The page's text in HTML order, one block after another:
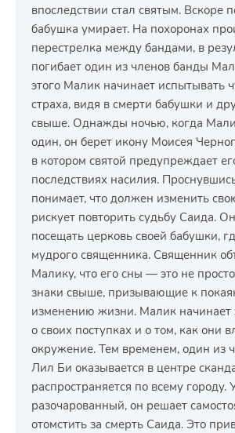
впоследствии стал святым. Вскоре
бабушка умирает. На похоронах
перестрелка между бандами, в
погибает один из членов банды
этого Малик начинает испытывать
страха, видя в смерти бабушки и
свыше. Однажды ночью, когда
один, он берет икону Моисея
в котором святой предупреждает
последствиях насилия.
понимает, что должен изменить
рискует повторить судьбу Саида.
посещать церковь своей бабушки,
мудрого священника. Священник
Малику, что его сны — это не
знаки свыше, призывающие к
изменению жизни. Малик начинает
о своих поступках и о том, как они
окружение. Тем временем, один из
Лил Би оказывается в центре
распространяется по всему
разочарованный, он решает
отомстить за смерть Саида. Это